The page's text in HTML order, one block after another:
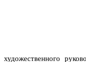
художественного